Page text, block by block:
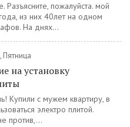
Разъясните, пожалуйста. мой
из них 40лет на одном
На днях...
Пятница
на установку
Купили с мужем квартиру, в
электро плитой.
против,...